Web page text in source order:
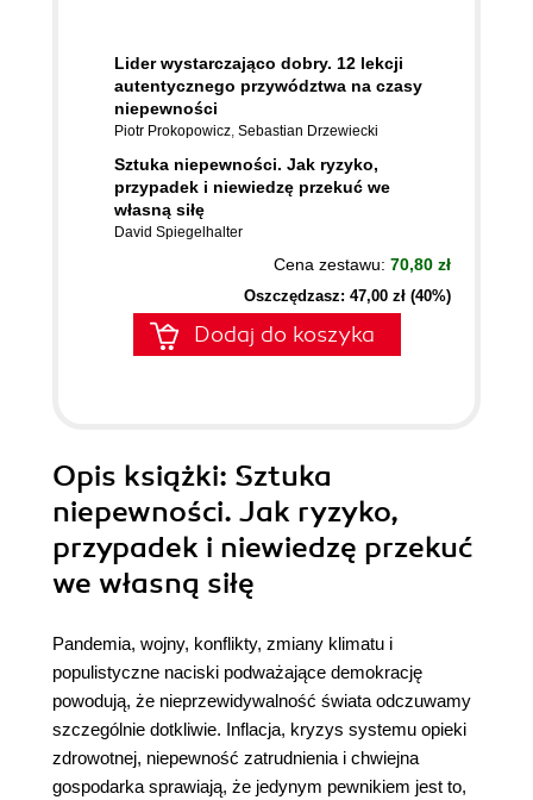
Lider wystarczająco dobry. 12 lekcji
autentycznego przywództwa na czasy
niepewności
Piotr Prokopowicz, Sebastian Drzewiecki
Sztuka niepewności. Jak ryzyko,
przypadek i niewiedzę przekuć we
własną siłę
David Spiegelhalter
Cena zestawu: 70,80 zł
Oszczędzasz: 47,00 zł (40%)
Dodaj do koszyka
Opis książki: Sztuka
niepewności. Jak ryzyko,
przypadek i niewiedzę przekuć
we własną siłę
Pandemia, wojny, konflikty, zmiany klimatu i
populistyczne naciski podważające demokrację
powodują, że nieprzewidywalność świata odczuwamy
szczególnie dotkliwie. Inflacja, kryzys systemu opieki
zdrowotnej, niepewność zatrudnienia i chwiejna
gospodarka sprawiają, że jedynym pewnikiem jest to,